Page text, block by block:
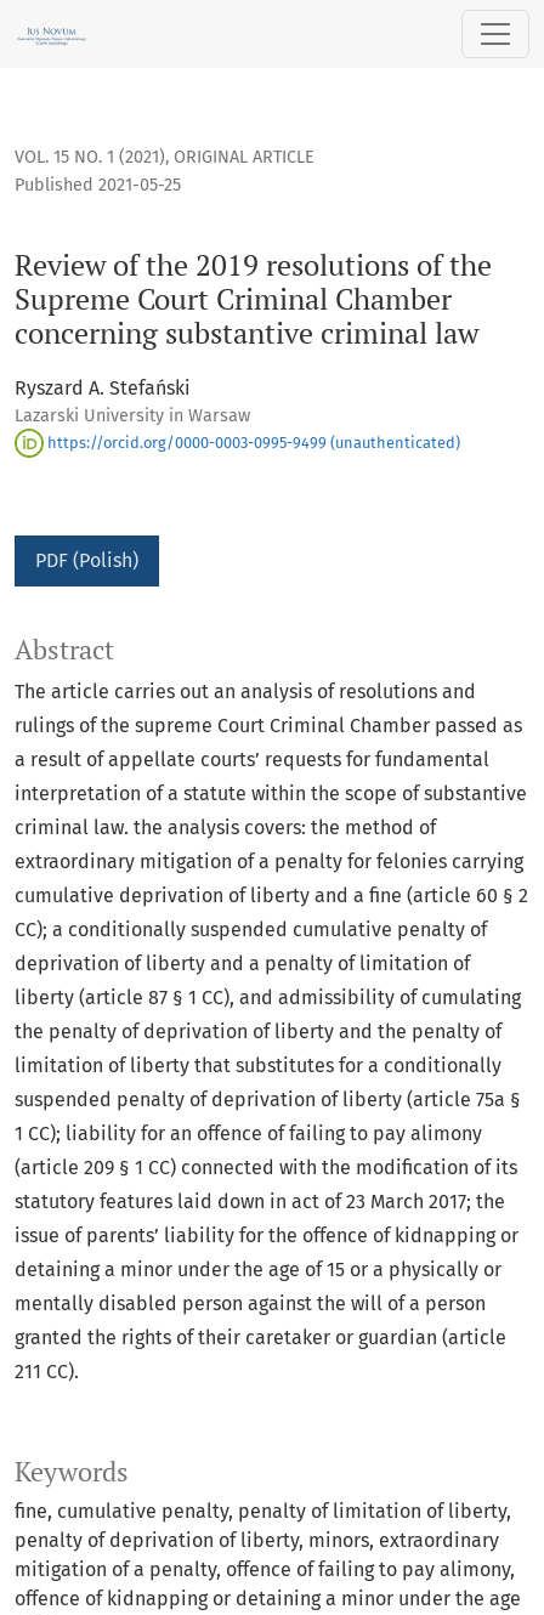
Review of the 2019 resolutions of the Supreme Court
VOL. 15 NO. 1 (2021), ORIGINAL ARTICLE
Review of the 2019 resolutions of the
Supreme Court Criminal Chamber
concerning substantive criminal law
Published 2021-05-25
Ryszard A. Stefański
Lazarski University in Warsaw
https://orcid.org/0000-0003-0995-9499 (unauthenticated)
PDF (Polish)
Keywords
fine cumulative penalty penalty of limitation of liberty
penalty of deprivation of liberty minors extraordinary
mitigation of a penalty offence of failing to pay alimony
offence of kidnapping or detaining a minor under the age
Abstract
The article carries out an analysis of resolutions and
rulings of the supreme Court Criminal Chamber passed as
a result of appellate courts’ requests for fundamental
interpretation of a statute within the scope of substantive
criminal law. the analysis covers: the method of
extraordinary mitigation of a penalty for felonies carrying
cumulative deprivation of liberty and a fine (article 60 § 2
CC); a conditionally suspended cumulative penalty of
deprivation of liberty and a penalty of limitation of
liberty (article 87 § 1 CC), and admissibility of cumulating
the penalty of deprivation of liberty and the penalty of
limitation of liberty that substitutes for a conditionally
suspended penalty of deprivation of liberty (article 75a §
1 CC); liability for an offence of failing to pay alimony
(article 209 § 1 CC) connected with the modification of its
statutory features laid down in act of 23 March 2017; the
issue of parents’ liability for the offence of kidnapping or
detaining a minor under the age of 15 or a physically or
mentally disabled person against the will of a person
granted the rights of their caretaker or guardian (article
211 CC).